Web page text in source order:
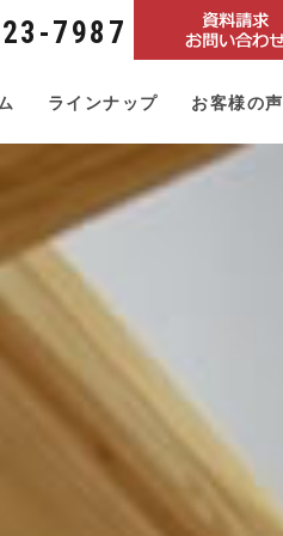
7987
ラインナップ お客様の声